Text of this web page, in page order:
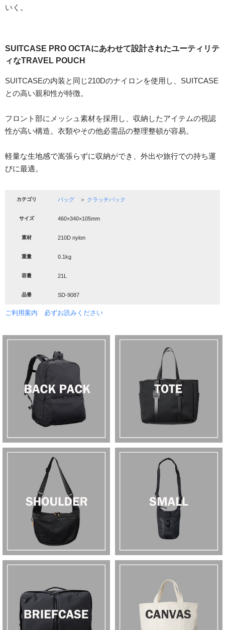
いく。
SUITCASE PRO OCTAにあわせて設計されたユーティリテ
ィなTRAVEL POUCH
SUITCASEの内装と同じ210Dのナイロンを使用し、SUITCASE
との高い親和性が特徴。
フロント部にメッシュ素材を採用し、収納したアイテムの視認
性が高い構造。衣類やその他必需品の整理整頓が容易。
軽量な生地感で嵩張らずに収納ができ、外出や旅行での持ち運
びに最適。
カテゴリ バッグ ＞ クラッチバック
サイズ 460×340×105mm
素材 210D nylon
重量 0.1kg
容量 21L
品番 SD-9087
ご利用案内 必ずお読みください